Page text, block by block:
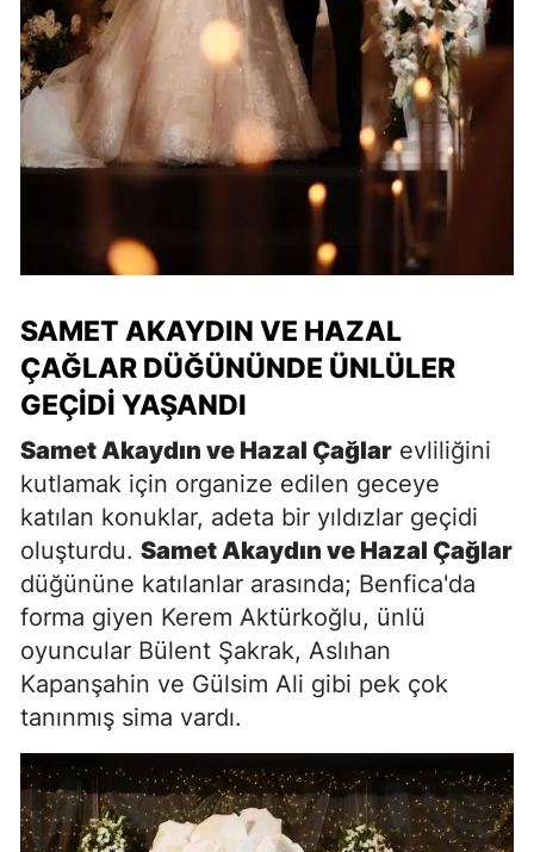
SAMET AKAYDIN VE HAZAL
ÇAĞLAR DÜĞÜNÜNDE ÜNLÜLER
GEÇIDI YAŞANDI
Samet Akaydın ve Hazal Çağlar evliliğini
kutlamak için organize edilen geceye
katılan konuklar, adeta bir yıldızlar geçidi
oluşturdu. Samet Akaydın ve Hazal Çağlar
düğününe katılanlar arasında; Benfica'da
forma giyen Kerem Aktürkoğlu, ünlü
oyuncular Bülent Şakrak, Aslıhan
Kapanşahin ve Gülsim Ali gibi pek çok
tanınmış sima vardı.